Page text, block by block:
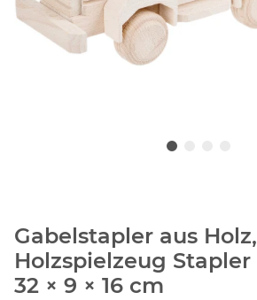
Gabelstapler aus Holz,
Holzspielzeug Stapler
32 × 9 × 16 cm